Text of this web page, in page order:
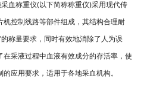
血称重仪(以下简称称重仪)采用现代传
控制线路等部件组成，其结构合理耐
称量要求，同时有效地消除了人为误
采液过程中血液有效成分的存活率，使
应用要求，适用于各地采血机构。